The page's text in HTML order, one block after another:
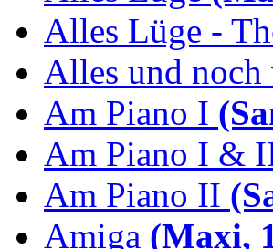
Alles Lüge -
Alles und
Am Piano I
Am Piano I &
Am Piano II
Amiga (Maxi,